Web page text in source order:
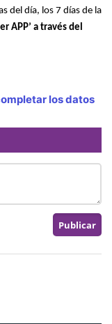
del día, los 7 días de la
APP’ a través del
los datos